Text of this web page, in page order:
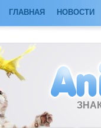
ГЛАВНАЯ НОВОСТИ